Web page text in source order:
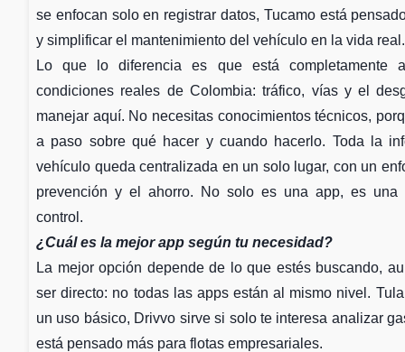
se enfocan solo en registrar datos, Tucamo está
y simplificar el mantenimiento del vehículo en la vida real.
Lo que lo diferencia es que está completamente
condiciones reales de Colombia: tráfico, vías y el
manejar aquí. No necesitas conocimientos técnicos,
a paso sobre qué hacer y cuando hacerlo. Toda la
vehículo queda centralizada en un solo lugar, con un
prevención y el ahorro. No solo es una app, es una
control.
¿Cuál es la mejor app según tu necesidad?
La mejor opción depende de lo que estés buscando,
ser directo: no todas las apps están al mismo nivel.
un uso básico, Drivvo sirve si solo te interesa analizar
está pensado más para flotas empresariales.